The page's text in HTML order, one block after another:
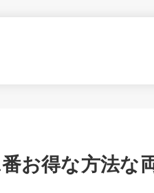
お得な方法な